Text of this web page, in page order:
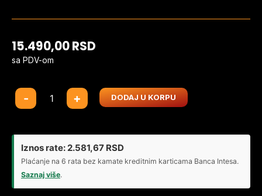
15.490,00RSD
sa PDV-om
-
CPU
s1700
13100F
+ DODAJ U KORPU
Iznos rate: 2.581,67 RSD
Plaćanje na 6 rata bez kamate kreditnim karticama Banca Intesa.
Saznaj više.